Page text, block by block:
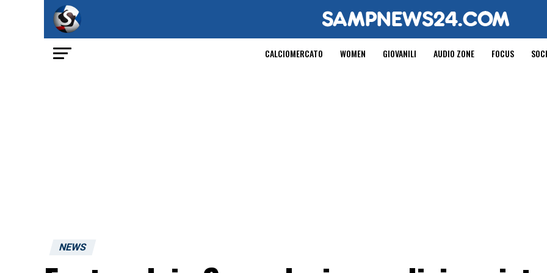
CALCIOMERCATO WOMEN GIOVANILI AUDIO ZONE FOCUS
NEWS